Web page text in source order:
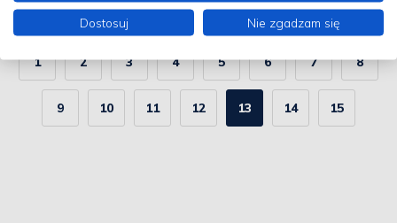
1 2 3 4 5 6 7 8
9 10 11 12 13 14 15
Dostosuj Nie zgadzam się